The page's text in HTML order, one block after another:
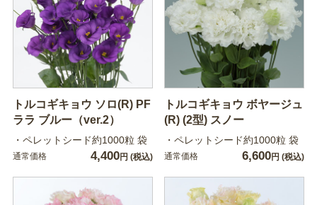
トルコギキョウ ソロ(R) PF
ララ ブルー（ver.2）
・ペレットシード約1000粒 袋
通常価格 4,400円 (税込)
トルコギキョウ ボヤージュ
(R) (2型) スノー
・ペレットシード約1000粒 袋
通常価格 6,600円 (税込)